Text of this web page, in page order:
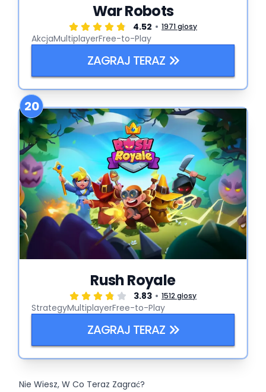
War Robots
4.52 1971 głosy
AkcjaMultiplayerFree-to-Play
ZAGRAJ TERAZ
20
Rush Royale
3.83 1512 głosy
StrategyMultiplayerFree-to-Play
ZAGRAJ TERAZ
Nie Wiesz, W Co Teraz Zagrać?